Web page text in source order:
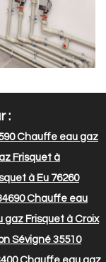
:
Chauffe eau gaz
Frisquet à
à Eu 76260
Chauffe eau
Frisquet à Croix
Sévigné 35510